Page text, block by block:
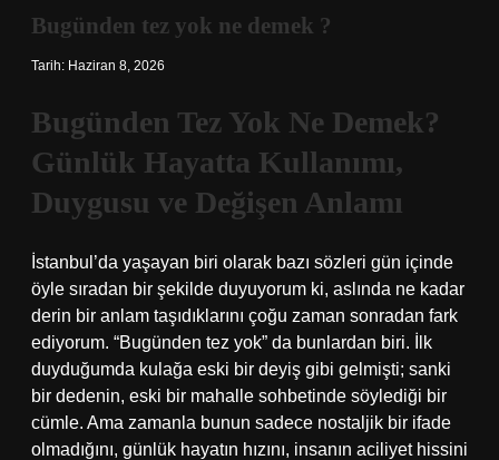
Bugünden tez yok ne demek ?
Tarih: Haziran 8, 2026
Bugünden Tez Yok Ne Demek?
Günlük Hayatta Kullanımı,
Duygusu ve Değişen Anlamı
İstanbul’da yaşayan biri olarak bazı sözleri gün içinde
öyle sıradan bir şekilde duyuyorum ki, aslında ne kadar
derin bir anlam taşıdıklarını çoğu zaman sonradan fark
ediyorum. “Bugünden tez yok” da bunlardan biri. İlk
duyduğumda kulağa eski bir deyiş gibi gelmişti; sanki
bir dedenin, eski bir mahalle sohbetinde söylediği bir
cümle. Ama zamanla bunun sadece nostaljik bir ifade
olmadığını, günlük hayatın hızını, insanın aciliyet hissini